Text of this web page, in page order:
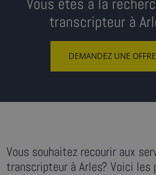
Vous êtes à la
transcripteur à
DEMANDEZ UNE OFFRE
Vous souhaitez recourir aux
transcripteur à Arles? Voici